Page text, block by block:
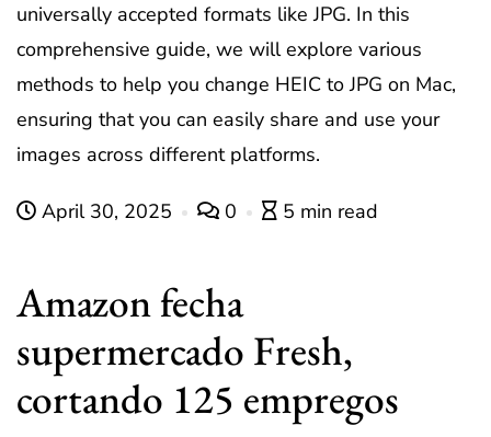
universally accepted formats like JPG. In this
comprehensive guide, we will explore various
methods to help you change HEIC to JPG on Mac,
ensuring that you can easily share and use your
images across different platforms.
April 30, 2025 0 5 min read
Amazon fecha
supermercado Fresh,
cortando 125 empregos